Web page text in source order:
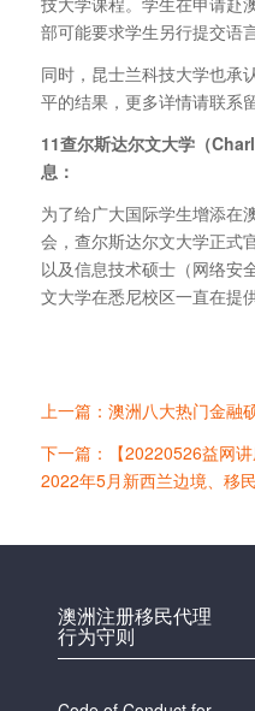
部可能要求学生另行提交语
同时，昆士兰科技大学也承
平的结果，更多详情请联系
11查尔斯达尔文大学（
息：
为了给广大国际学生增添在
会，查尔斯达尔文大学正式
以及信息技术硕士（网络安
文大学在悉尼校区一直在提
上一篇：澳洲八大热门金融
下一篇：【20220526益网
2022年5月新西兰边境、移
澳洲注册移民代理
行为守则